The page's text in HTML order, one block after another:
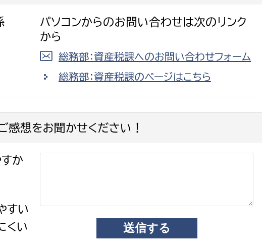
教育総務課
保健給食課
教育指導課
選挙管理委員会事務局
会局
パソコンからのお問い合わせは次のリンク
から
総務部：資産税課へのお問い合わせフォーム
総務部：資産税課のページはこちら
感想をお聞かせください！
か
すい
くい